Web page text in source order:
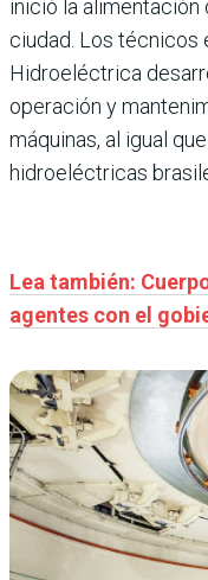
inició la alimentación
ciudad. Los técnicos
Hidroeléctrica
operación y
máquinas, al igual
hidroeléctricas
Lea también:
agentes con el